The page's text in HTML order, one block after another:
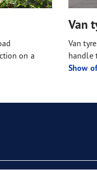
on a
Van
Van
handle
Show